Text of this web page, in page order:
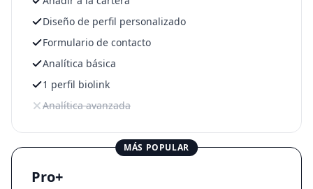
Diseño de perfil personalizado
Formulario de contacto
Analítica básica
1 perfil biolink
Analítica avanzada
MÁS POPULAR
Pro+